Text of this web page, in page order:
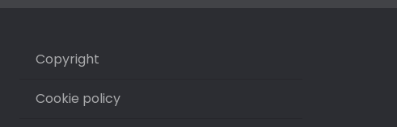
Copyright
Cookie policy